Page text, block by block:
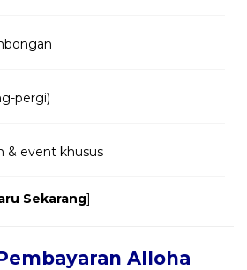
pergi)
& event khusus
Sekarang]
Alloha